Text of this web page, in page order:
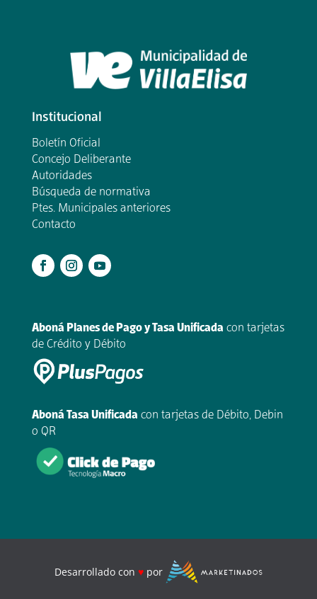
Institucional
Boletín Oficial
Concejo Deliberante
Autoridades
Búsqueda de normativa
Ptes. Municipales anteriores
Contacto
Aboná Planes de Pago y Tasa Unificada con tarjetas
de Crédito y Débito
Aboná Tasa Unificada con tarjetas de Débito, Debin
o QR
Desarrollado con ♥ por